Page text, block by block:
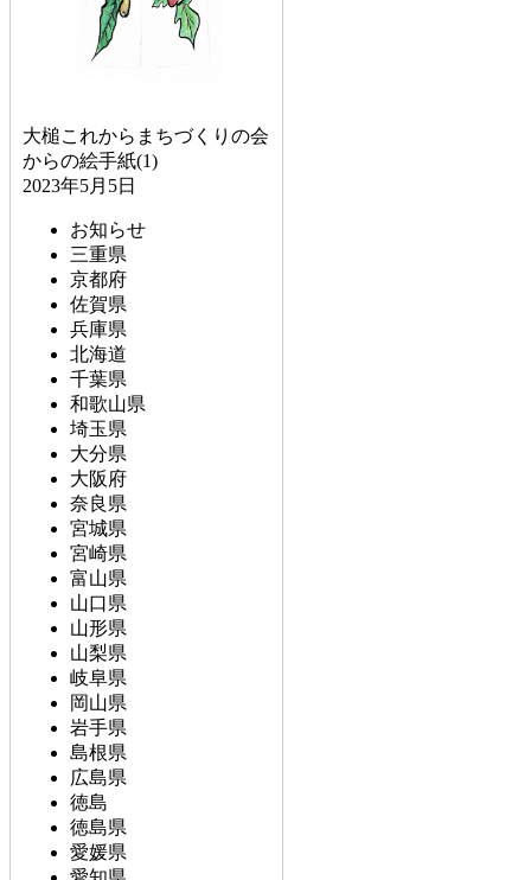
大槌これからまちづくりの会
からの絵手紙(1)
2023年5月5日
お知らせ
三重県
京都府
佐賀県
兵庫県
北海道
千葉県
和歌山県
埼玉県
大分県
大阪府
奈良県
宮城県
宮崎県
富山県
山口県
山形県
山梨県
岐阜県
岡山県
岩手県
島根県
広島県
徳島
徳島県
愛媛県